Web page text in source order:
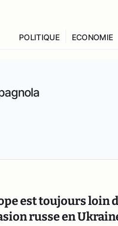
POLITIQUE ECONOMIE
est toujours loin
russe en